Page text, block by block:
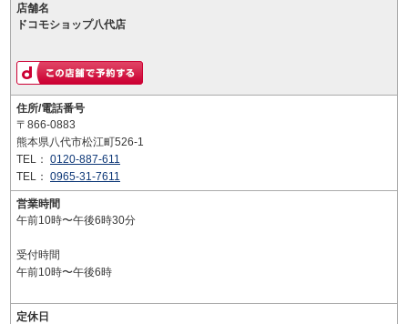
店舗名
ドコモショップ八代店
住所/電話番号
〒866-0883
熊本県八代市松江町526-1
TEL： 0120-887-611
TEL： 0965-31-7611
営業時間
午前10時〜午後6時30分
受付時間
午前10時〜午後6時
定休日